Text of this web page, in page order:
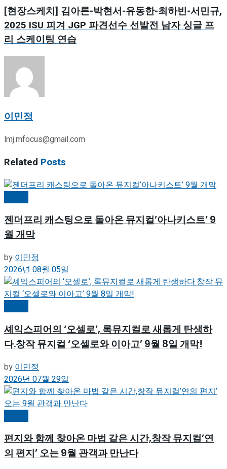
[현장스케치] 김아론-박현서-유동한-최하빈-서민규,
2025 ISU 피겨 JGP 파견선수 선발전 남자 싱글 프
리 스케이팅 연습
이민정
lmj.mfocus@gmail.com
Related Posts
젠더프리 캐스팅으로 돌아온 뮤지컬’아나키스트’ 9
월 개막
by이민정
2026년 08월 05일
셰익스피어의 ‘오셀로’, 록뮤지컬로 새롭게 탄생하
다.창작 뮤지컬 ‘오셀로와 이아고’ 9월 8일 개막!
by 이민정
2026년 07월 29일
편지와 함께 찾아온 마법 같은 시간,창작 뮤지컬’연
의 편지’ 오는 9월 관객과 만난다